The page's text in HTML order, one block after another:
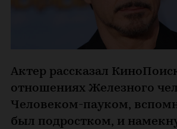
Актер рассказал
отношениях Железного
Человеком-пауком,
был подростком, и